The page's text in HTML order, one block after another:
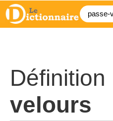
Définition
velours